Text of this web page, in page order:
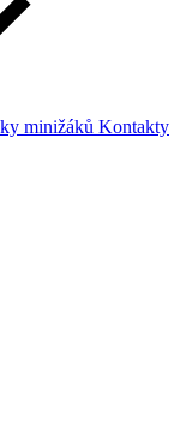
minižáků Kontakty